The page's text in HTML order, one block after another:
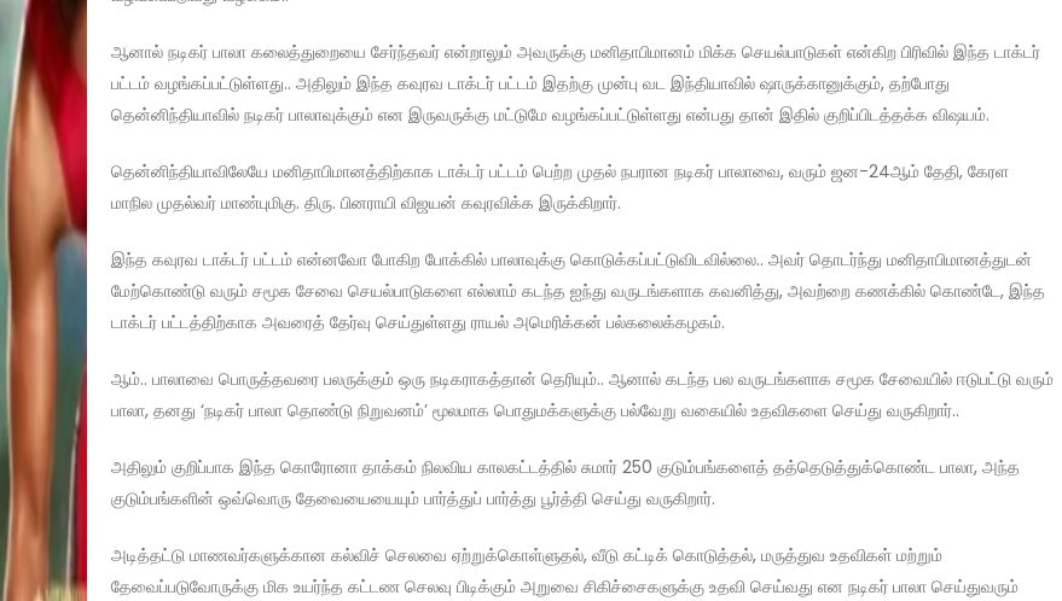
ஆனால் நடிகர் பாலா கலைத்துறையை சேர்ந்தவர் என்றாலும் அவருக்கு மனிதாபிமானம் மிக்க செயல்பாடுகள் என்கிற பிரிவில் இந்த டாக்டர்
பட்டம் வழங்கப்பட்டுள்ளது.. அதிலும் இந்த கவுரவ டாக்டர் பட்டம் இதற்கு முன்பு வட இந்தியாவில் ஷாருக்கானுக்கும், தற்போது
தென்னிந்தியாவில் நடிகர் பாலாவுக்கும் என இருவருக்கு மட்டுமே வழங்கப்பட்டுள்ளது என்பது தான் இதில் குறிப்பிடத்தக்க விஷயம்.
தென்னிந்தியாவிலேயே மனிதாபிமானத்திற்காக டாக்டர் பட்டம் பெற்ற முதல் நபரான நடிகர் பாலாவை, வரும் ஜன-24ஆம் தேதி, கேரள
மாநில முதல்வர் மாண்புமிகு. திரு. பினராயி விஜயன் கவுரவிக்க இருக்கிறார்.
இந்த கவுரவ டாக்டர் பட்டம் என்னவோ போகிற போக்கில் பாலாவுக்கு கொடுக்கப்பட்டுவிடவில்லை.. அவர் தொடர்ந்து மனிதாபிமானத்துடன்
மேற்கொண்டு வரும் சமூக சேவை செயல்பாடுகளை எல்லாம் கடந்த ஐந்து வருடங்களாக கவனித்து, அவற்றை கணக்கில் கொண்டே, இந்த
டாக்டர் பட்டத்திற்காக அவரைத் தேர்வு செய்துள்ளது ராயல் அமெரிக்கன் பல்கலைக்கழகம்.
ஆம்.. பாலாவை பொருத்தவரை பலருக்கும் ஒரு நடிகராகத்தான் தெரியும்.. ஆனால் கடந்த பல வருடங்களாக சமூக சேவையில் ஈடுபட்டு வரும்
பாலா, தனது ‘நடிகர் பாலா தொண்டு நிறுவனம்’ மூலமாக பொதுமக்களுக்கு பல்வேறு வகையில் உதவிகளை செய்து வருகிறார்..
அதிலும் குறிப்பாக இந்த கொரோனா தாக்கம் நிலவிய காலகட்டத்தில் சுமார் 250 குடும்பங்களைத் தத்தெடுத்துக்கொண்ட பாலா, அந்த
குடும்பங்களின் ஒவ்வொரு தேவையையையும் பார்த்துப் பார்த்து பூர்த்தி செய்து வருகிறார்.
அடித்தட்டு மாணவர்களுக்கான கல்விச் செலவை ஏற்றுக்கொள்ளுதல், வீடு கட்டிக் கொடுத்தல், மருத்துவ உதவிகள் மற்றும்
தேவைப்படுவோருக்கு மிக உயர்ந்த கட்டண செலவு பிடிக்கும் அறுவை சிகிச்சைகளுக்கு உதவி செய்வது என நடிகர் பாலா செய்துவரும்